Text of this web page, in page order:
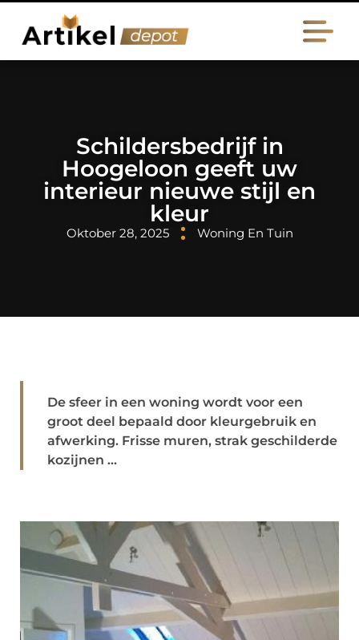
Schildersbedrijf in
Hoogeloon geeft uw
interieur nieuwe stijl en
kleur
Oktober 28, 2025 Woning En Tuin
De sfeer in een woning wordt voor een
groot deel bepaald door kleurgebruik en
afwerking. Frisse muren, strak geschilderde
kozijnen ...